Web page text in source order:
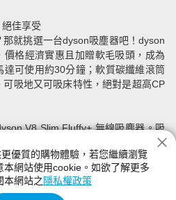
佳享受
就挑選一台dyson吸塵器吧！dyson
格經濟實惠且加贈軟毛吸頭，成為
達可使用約30分鐘；軟質碳纖維滾筒
吸地又可吸床特性，絕對是超高CP
V8 Slim Fluffy+ 無線吸塵器。吸
吸力卻一樣強勁有力。且全新LED隙
亦可看清灰塵位置，S型吸頭，讓你
神腦下單，搶購這台居家精品吧！
優質的購物體驗，若您繼續瀏覽
網站使用cookie。如欲了解更多
本網站之 隱私權政策